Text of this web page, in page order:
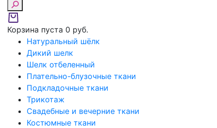
Корзина пуста 0 руб.
Натуральный шёлк
Дикий шелк
Шелк отбеленный
Плательно-блузочные ткани
Подкладочные ткани
Трикотаж
Свадебные и вечерние ткани
Костюмные ткани